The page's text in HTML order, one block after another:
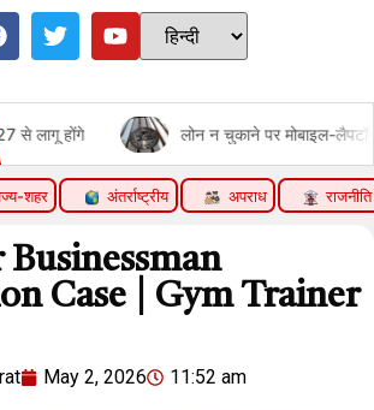
न चुकाने पर मोबाइल-लैपटॉप लॉक नहीं कर सकेंगे बैंक:RBI
शहर अंतर्राष्ट्रीय अपराध राजनीति
Businessman
Case | Gym Trainer
May 2, 2026 11:52 am